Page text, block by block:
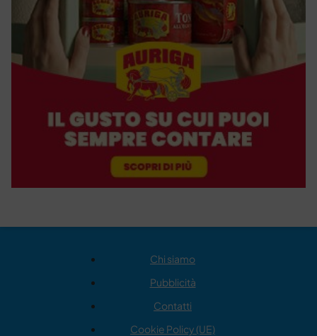
Chi siamo
Pubblicità
Contatti
Cookie Policy (UE)